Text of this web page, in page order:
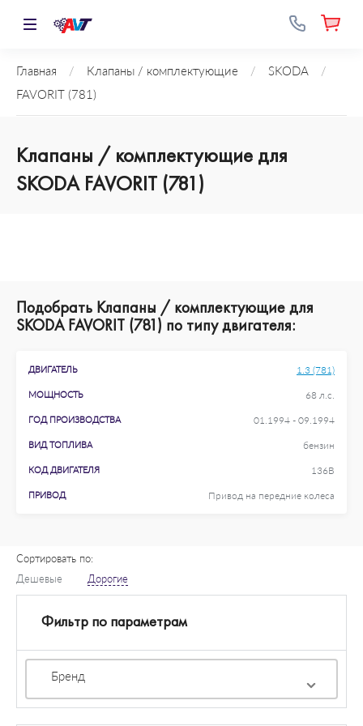
Главная / Клапаны / комплектующие / SKODA
/
FAVORIT (781)
Клапаны / комплектующие для
SKODA FAVORIT (781)
Подобрать Клапаны / комплектующие для
SKODA FAVORIT (781) по типу двигателя:
ДВИГАТЕЛЬ 1.3 (781)
МОЩНОСТЬ 68 л.с.
ГОД ПРОИЗВОДСТВА 01.1994 - 09.1994
ВИД ТОПЛИВА бензин
КОД ДВИГАТЕЛЯ 136B
ПРИВОД Привод на передние колеса
Сортировать по:
Дешевые
Дорогие
Фильтр по параметрам
Бренд